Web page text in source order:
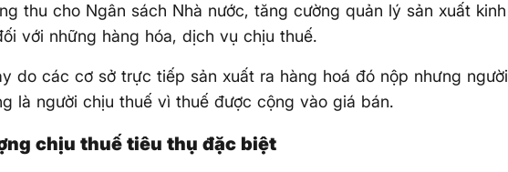
thu cho Ngân sách Nhà nước, tăng cường quản lý sản xuất kinh
với những hàng hóa, dịch vụ chịu thuế.
do các cơ sở trực tiếp sản xuất ra hàng hoá đó nộp nhưng người
là người chịu thuế vì thuế được cộng vào giá bán.
chịu thuế tiêu thụ đặc biệt